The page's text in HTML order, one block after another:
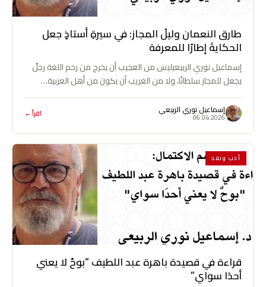
طارق النعمان وليلُ المجاز: في سيرةِ أستاذٍ جعل
الحكايةَ إطارًا للمعرفة
إسماعيل نوري الربيعيليس من العجيب أن يخرج من رحم اللغة رجلٌ
يجعل للمجاز سلطانًا، ولا من الغريب أن يكون من أهل العربية…
إسماعيل نوري الربيعي
06.04.2026 اقرأ ←
أدب ونقد
قراءة في قصيدة باهرة عبد اللطيف “بوحٌ لا يعني
أحدَا سواي”